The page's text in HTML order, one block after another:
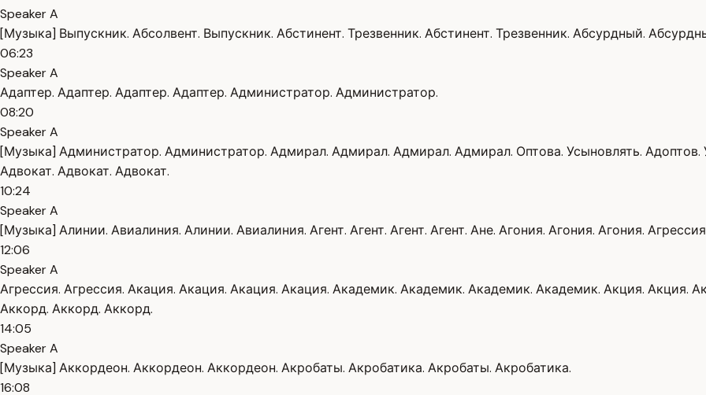
Speaker A
[Музыка] Выпускник. Абсолвент. Выпускник. Абстинент. Трезвенник. Абстинент. Трезвенник. Абсурдный.
06:23
Speaker A
Адаптер. Адаптер. Адаптер. Адаптер. Администратор. Администратор.
08:20
Speaker A
[Музыка] Администратор. Администратор. Адмирал. Адмирал. Адмирал. Адмирал. Оптова. Усыновлять. Адоптов.
Адвокат. Адвокат. Адвокат.
10:24
Speaker A
[Музыка] Алинии. Авиалиния. Алинии. Авиалиния. Агент. Агент. Агент. Агент. Ане. Агония. Агония. Агония.
12:06
Speaker A
Агрессия. Агрессия. Акация. Акация. Акация. Акация. Академик. Академик. Академик. Академик. Акция. Акция.
Аккорд. Аккорд. Аккорд.
14:05
Speaker A
[Музыка] Аккордеон. Аккордеон. Аккордеон. Акробаты. Акробатика. Акробаты. Акробатика.
16:08